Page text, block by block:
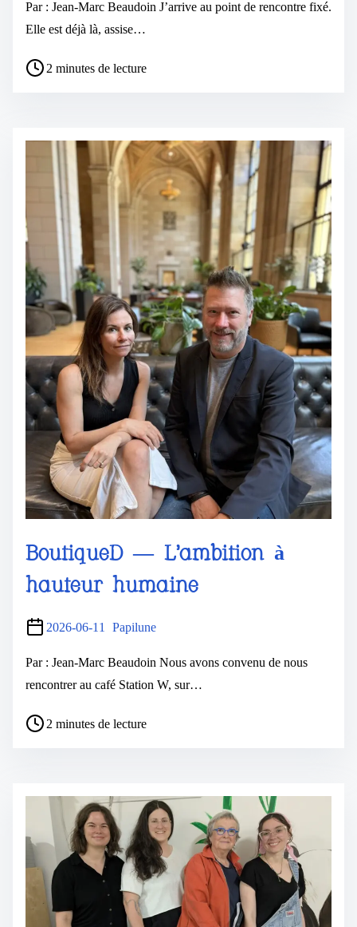
Par : Jean-Marc Beaudoin J’arrive au point de rencontre fixé.
Elle est déjà là, assise…
2 minutes de lecture
BoutiqueD — L’ambition à
hauteur humaine
2026-06-11 Papilune
Par : Jean-Marc Beaudoin Nous avons convenu de nous
rencontrer au café Station W, sur…
2 minutes de lecture